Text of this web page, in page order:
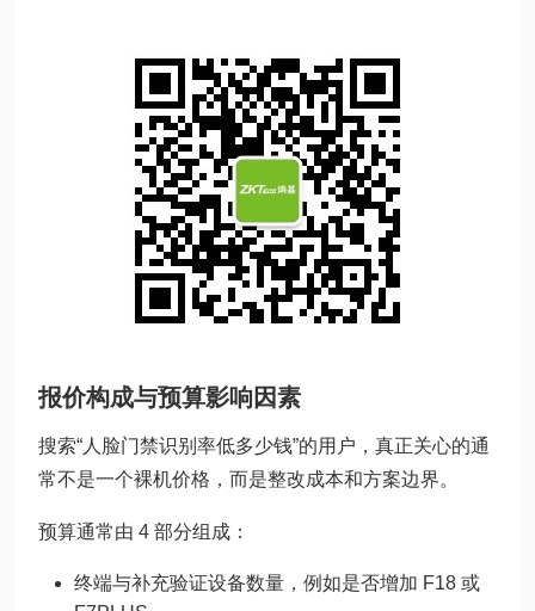
报价构成与预算影响因素
搜索“人脸门禁识别率低多少钱”的用户，真正关心的通
常不是一个裸机价格，而是整改成本和方案边界。
预算通常由 4 部分组成：
终端与补充验证设备数量，例如是否增加 F18 或